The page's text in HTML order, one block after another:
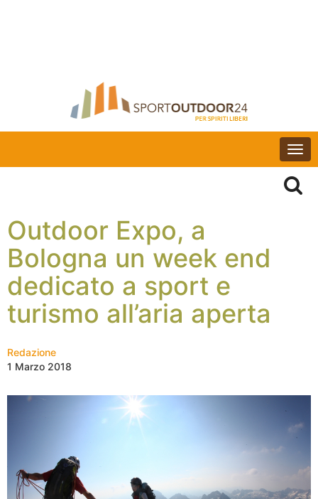
Outdoor Expo, a
Bologna un week end
dedicato a sport e
turismo all’aria aperta
Redazione
1 Marzo 2018